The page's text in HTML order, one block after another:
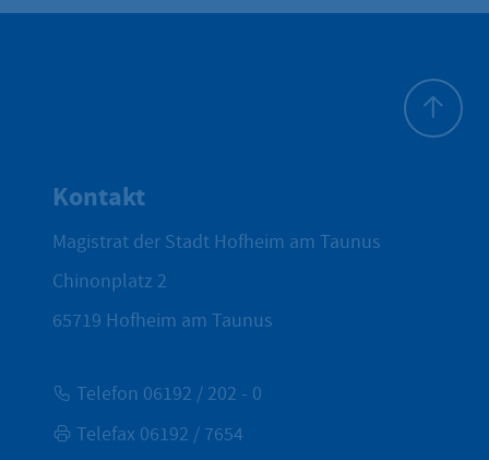
Kontakt
Magistrat der Stadt Hofheim am Taunus
Chinonplatz 2
65719 Hofheim am Taunus
Telefon 06192 / 202 - 0
Telefax 06192 / 7654